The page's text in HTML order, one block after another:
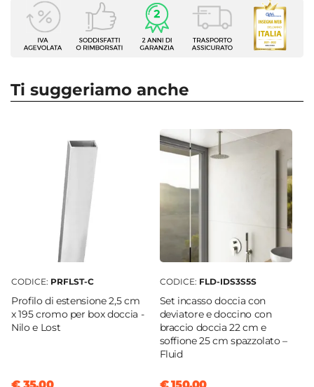
Caratteristiche
Tipologia
Nicchia
Altezza
Apertura
Doppio battente
Installazione Reversibile
Regolabile
125 cm | 121 cm
Estensibile
Tramite profilo "Lost" - € 35
Ti suggeriamo anche
CODICE: PRFLST-C
Profilo di estensione 2,5 cm
x 195 cromo per box doccia -
Nilo e Lost
€ 35,00
CODICE: FLD-IDS3S5S
Set incasso doccia con
deviatore e doccino con
braccio doccia 22 cm e
soffione 25 cm spazzolato –
Fluid
€ 150,00